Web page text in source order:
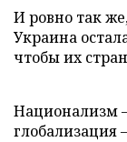
И ровно так
Украина
чтобы их
Национализм
глобализация